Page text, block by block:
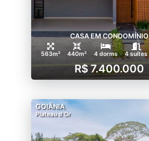
CASA EM CONDOMÍNIO
563m² 440m² 4 dorms 4 suítes
R$ 7.400.000
GOIÂNIA
Plateau d'Or